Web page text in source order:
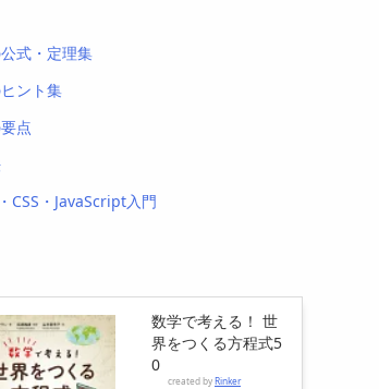
式・定理集
ント集
点
CSS・JavaScript入門
数学で考える！ 世
界をつくる方程式5
0
created by Rinker